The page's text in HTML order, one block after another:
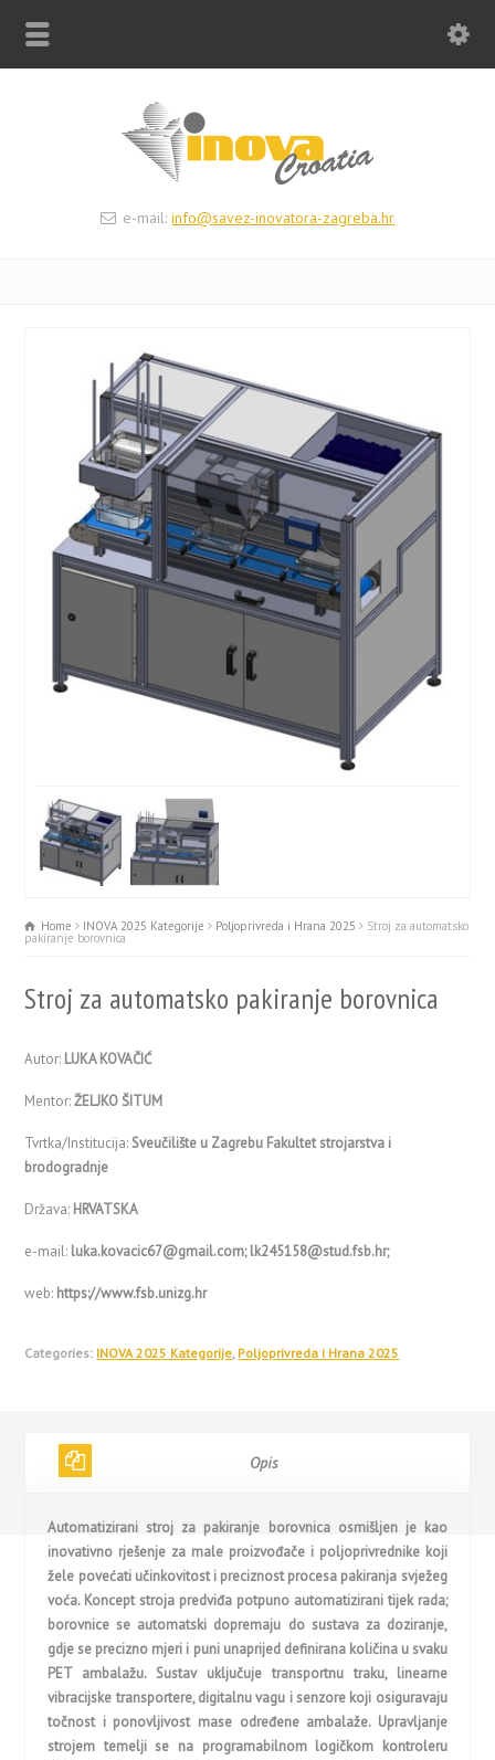
e-mail:info@savez-inovatora-zagreba.hr
Home INOVA 2025 Kategorije Poljoprivreda i Hrana 2025 Stroj za automatsko
pakiranje borovnica
Stroj za automatsko pakiranje borovnica
Autor: LUKA KOVAČIĆ
Mentor:ŽELJKO ŠITUM
Tvrtka/Institucija: Sveučilište u Zagrebu Fakultet strojarstva i
brodogradnje
Država: HRVATSKA
e-mail: luka.kovacic67@gmail.com; lk245158@stud.fsb.hr;
web: https://www.fsb.unizg.hr
Categories: INOVA 2025 Kategorije, Poljoprivreda i Hrana 2025
Opis
Automatizirani stroj za pakiranje borovnica osmišljen je kao
inovativno rješenje za male proizvođače i poljoprivrednike koji
žele povećati učinkovitost i preciznost procesa pakiranja svježeg
voća. Koncept stroja predviđa potpuno automatizirani tijek rada;
borovnice se automatski dopremaju do sustava za doziranje,
gdje se precizno mjeri i puni unaprijed definirana količina u svaku
PET ambalažu. Sustav uključuje transportnu traku, linearne
vibracijske transportere, digitalnu vagu i senzore koji osiguravaju
točnost i ponovljivost mase određene ambalaže. Upravljanje
strojem temelji se na programabilnom logičkom kontroleru